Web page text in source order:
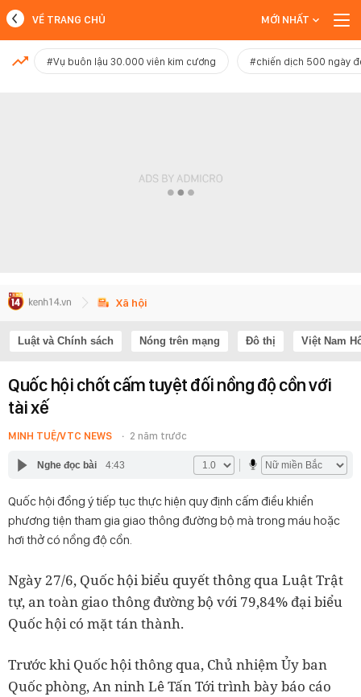
MỚI NHẤT
VỀ TRANG CHỦ MỚI NHẤT
#Vụ buôn lậu 30.000 viên kim cương #chiến dịch 500 ngày
Xã hội
Luật và Chính sách Nóng trên mạng Đô thị Việt Nam
Quốc hội chốt cấm tuyệt đối nồng độ cồn với
tài xế
MINH TUỆ/VTC NEWS 2 năm trước
Nghe đọc bài 4:43
Quốc hội đồng ý tiếp tục thực hiện quy định cấm điều khiển
phương tiện tham gia giao thông đường bộ mà trong máu hoặc
hơi thở có nồng độ cồn.
Ngày 27/6, Quốc hội biểu quyết thông qua Luật Trật
tự, an toàn giao thông đường bộ với 79,84% đại biểu
Quốc hội có mặt tán thành.
Trước khi Quốc hội thông qua, Chủ nhiệm Ủy ban
Quốc phòng, An ninh Lê Tấn Tới trình bày báo cáo